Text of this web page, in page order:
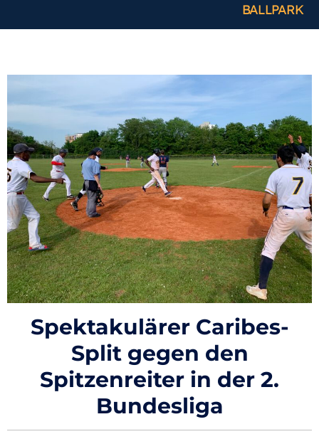
BALLPARK
Spektakulärer Caribes-
Split gegen den
Spitzenreiter in der 2.
Bundesliga